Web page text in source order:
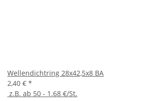
Wellendichtring 28x42,5x8 BA
2,40 € *
z.B. ab 50 - 1.68 €/St.